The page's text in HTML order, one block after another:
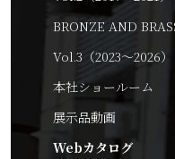
BRONZE AND
Vol.3（2023～2026）
本社ショールーム
展示品動画
Webカタログ